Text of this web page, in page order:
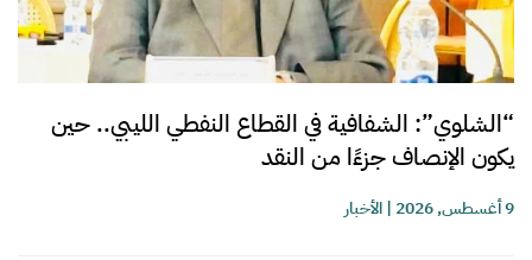
“الشلوي”: الشفافية في القطاع النفطي الليبي.. حين
يكون الإنصاف جزءًا من النقد
9 أغسطس, 2026 |الأخبار